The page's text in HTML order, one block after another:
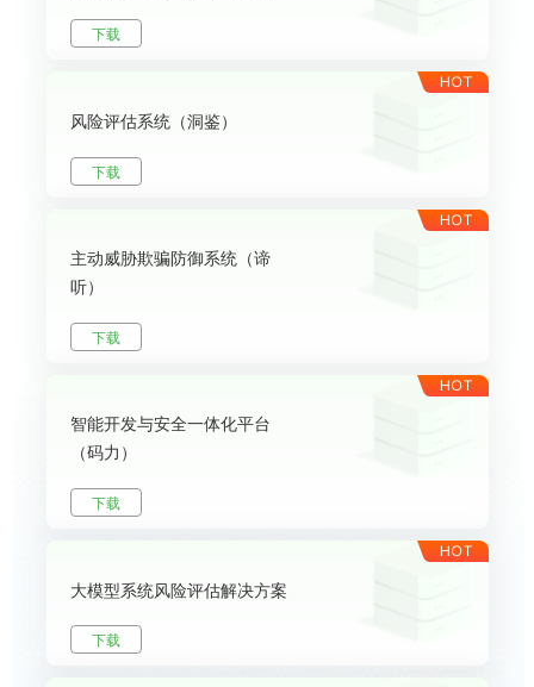
下载
风险评估系统（洞鉴）
下载
主动威胁欺骗防御系统（谛
听）
下载
智能开发与安全一体化平台
（码力）
下载
大模型系统风险评估解决方案
下载